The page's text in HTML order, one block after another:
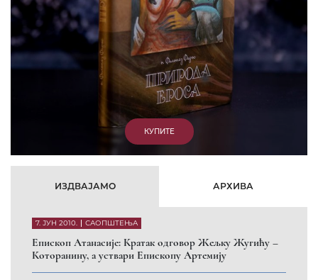
КУПИТЕ
ИЗДВАЈАМО АРХИВА
7. ЈУН 2010. САОПШТЕЊА
Eпископ Атанасије: Кратак одговор Жељку Жугићу –
Которанину, а уствари Епископу Артемију